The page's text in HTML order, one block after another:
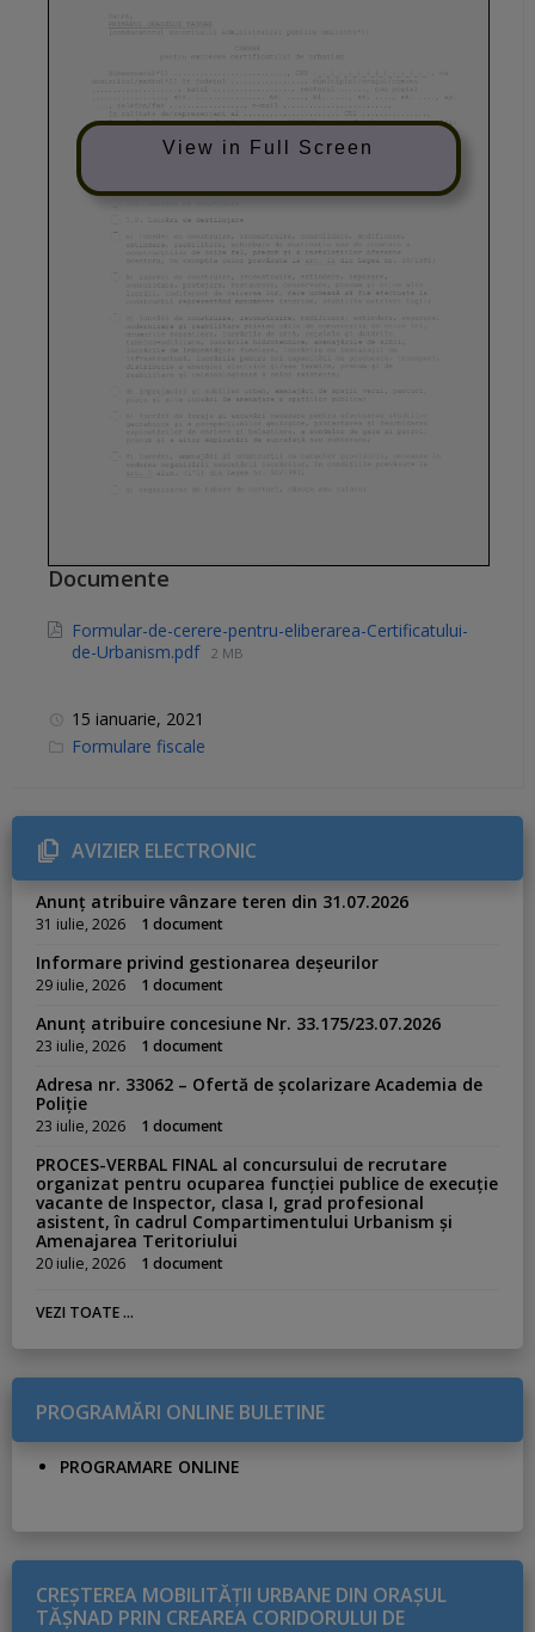
View in Full Screen
Documente
Formular-de-cerere-pentru-eliberarea-Certificatului-
de-Urbanism.pdf 2 MB
15 ianuarie, 2021
C
g
r
i
e
s
Formulare fiscale
AVIZIER ELECTRONIC
Anunț atribuire vânzare teren din 31.07.2026
31 iulie, 2026 1 document
Informare privind gestionarea deșeurilor
29 iulie, 2026 1 document
Anunț atribuire concesiune Nr. 33.175/23.07.2026
23 iulie, 2026 1 document
Adresa nr. 33062 – Ofertă de școlarizare Academia de
Poliție
23 iulie, 2026 1 document
PROCES-VERBAL FINAL al concursului de recrutare
organizat pentru ocuparea funcției publice de execuție
vacante de Inspector, clasa I, grad profesional
asistent, în cadrul Compartimentului Urbanism și
Amenajarea Teritoriului
20 iulie, 2026 1 document
VEZI TOATE ...
PROGRAMĂRI ONLINE BULETINE
PROGRAMARE ONLINE
CREŞTEREA MOBILITĂŢII URBANE DIN ORAŞUL
TĂŞNAD PRIN CREAREA CORIDORULUI DE